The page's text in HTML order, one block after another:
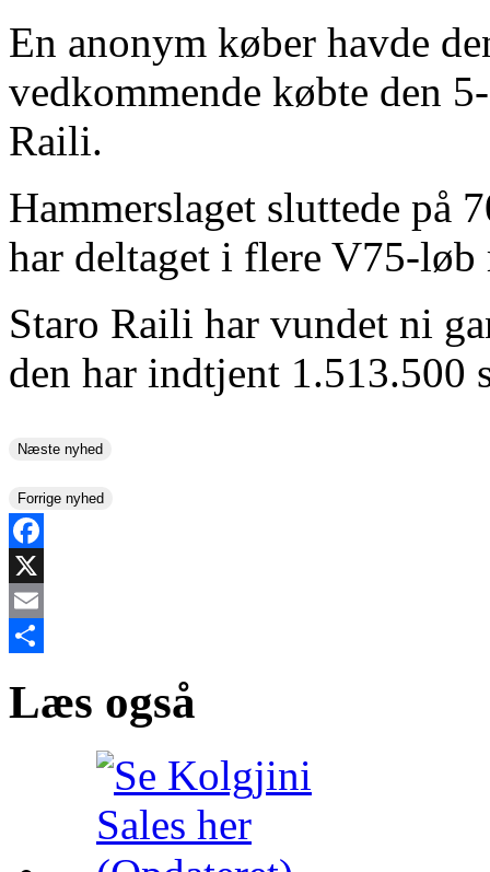
En anonym køber havde
vedkommende købte den
Raili.
Hammerslaget sluttede på
har deltaget i flere V75-
Staro Raili har vundet ni
den har indtjent 1.513.500
Næste nyhed
Forrige nyhed
Facebook
X
Email
Læs også